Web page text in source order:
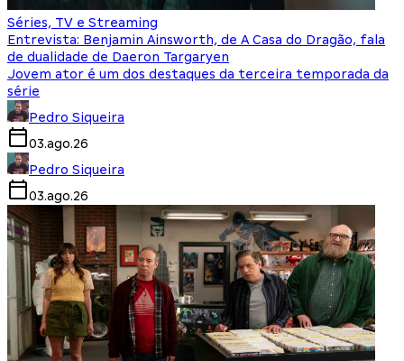
Séries, TV e Streaming
Entrevista: Benjamin Ainsworth, de A Casa do Dragão, fala
de dualidade de Daeron Targaryen
Jovem ator é um dos destaques da terceira temporada da
série
Pedro Siqueira
03.ago.26
Pedro Siqueira
03.ago.26